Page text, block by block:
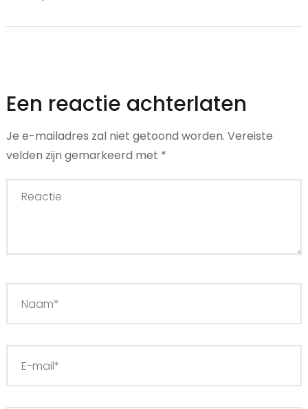
Een reactie achterlaten
Je e-mailadres zal niet getoond worden. Vereiste
velden zijn gemarkeerd met *